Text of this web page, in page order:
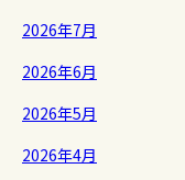
2026年7月
2026年6月
2026年5月
2026年4月